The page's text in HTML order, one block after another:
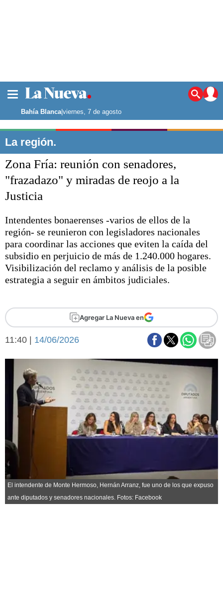
Noticias
La ciudad
Punta Alta
El mundo
Seguridad
Liga del Sur
Básquetbol
Fútbol
Federal A
Arte y cultura
Aplausos
Cines
Con el campo
Espacio empresas
Sociedad y tiempo
Turismo
Salud
Es viral
El tiempo
Fúnebres
Clasificados
Horóscopo
Suplementos
Servicios
Farmacias
Loterías
Bahía Blanca|viernes, 7 de agosto
La región.
Zona Fría: reunión con senadores,
"frazadazo" y miradas de reojo a la
Justicia
Intendentes bonaerenses -varios de ellos de la
región- se reunieron con legisladores nacionales
para coordinar las acciones que eviten la caída del
subsidio en perjuicio de más de 1.240.000 hogares.
Visibilización del reclamo y análisis de la posible
estrategia a seguir en ámbitos judiciales.
Agregar La Nueva en
11:40 | 14/06/2026
El intendente de Monte Hermoso, Hernán Arranz, fue uno de los que expuso
ante diputados y senadores nacionales. Fotos: Facebook